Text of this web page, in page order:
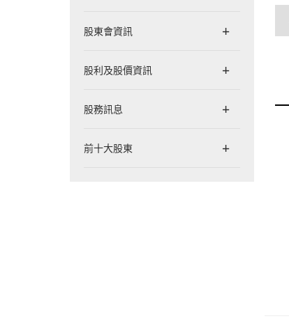
股東會資訊
股利及股價資訊
股務訊息
前十大股東